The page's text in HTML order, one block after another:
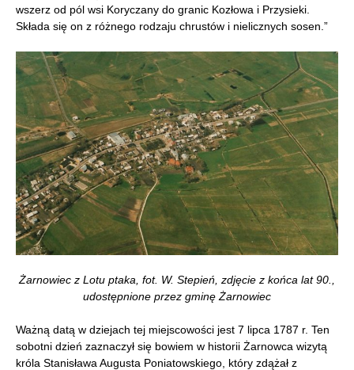
wszerz od pól wsi Koryczany do granic Kozłowa i Przysieki.
Składa się on z różnego rodzaju chrustów i nielicznych sosen.”
Żarnowiec z Lotu ptaka, fot. W. Stepień, zdjęcie z końca lat 90.,
udostępnione przez gminę Żarnowiec
Ważną datą w dziejach tej miejscowości jest 7 lipca 1787 r. Ten
sobotni dzień zaznaczył się bowiem w historii Żarnowca wizytą
króla Stanisława Augusta Poniatowskiego, który zdążał z